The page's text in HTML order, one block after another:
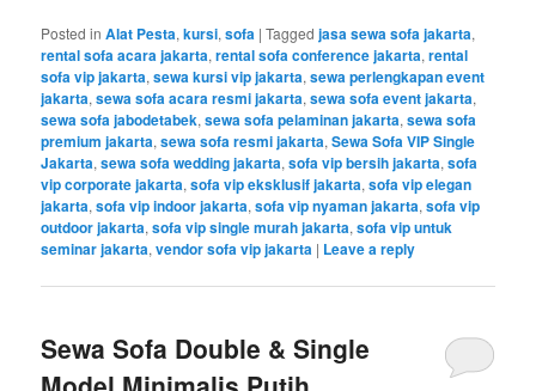
Posted in Alat Pesta,kursi,sofa |Tagged jasa sewa sofa jakarta,
rental sofa acara jakarta,rental sofa conference jakarta,rental
sofa vip jakarta,sewa kursi vip jakarta,sewa perlengkapan event
jakarta,sewa sofa acara resmi jakarta,sewa sofa event jakarta,
sewa sofa jabodetabek,sewa sofa pelaminan jakarta,sewa sofa
premium jakarta,sewa sofa resmi jakarta,Sewa Sofa VIP Single
Jakarta,sewa sofa wedding jakarta,sofa vip bersih jakarta,sofa
vip corporate jakarta,sofa vip eksklusif jakarta,sofa vip elegan
jakarta,sofa vip indoor jakarta,sofa vip nyaman jakarta,sofa vip
outdoor jakarta,sofa vip single murah jakarta,sofa vip untuk
seminar jakarta,vendor sofa vip jakarta | Leave a reply
Sewa Sofa Double & Single